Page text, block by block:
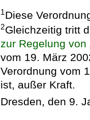
1Diese
2Gleichzeitig tritt
zur Regelung
vom 19. März
Verordnung vom
ist, außer Kraft.
Dresden, den 9.